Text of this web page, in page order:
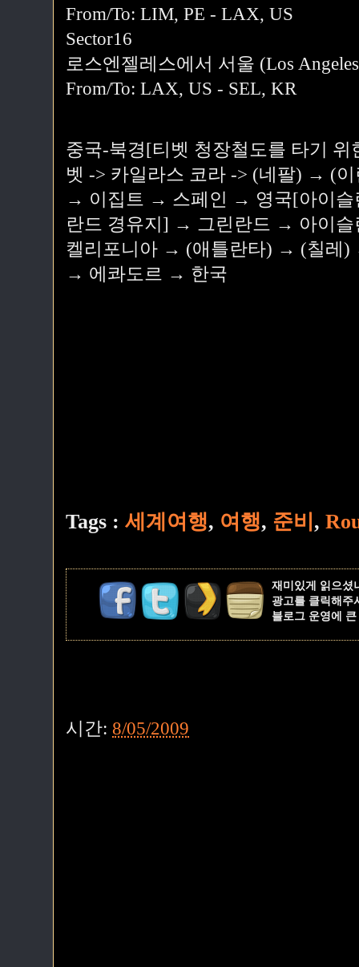
From/To: LIM, PE - LAX, US
Sector16
로스엔젤레스에서 서울 (Los
From/To: LAX, US - SEL, KR
중국-북경[티벳 청장철도를 타기
벳 -> 카일라스 코라 -> (네팔) → (
→ 이집트 → 스페인 → 영국[아이슬
란드 경유지] → 그린란드 → 아이
켈리포니아 → (애틀란타) → (칠레
→ 에콰도르 → 한국
Tags : 세계여행, 여행, 준비 ,
재미있게 읽으셨
광고를 클릭해주
블로그 운영에
시간: 8/05/2009